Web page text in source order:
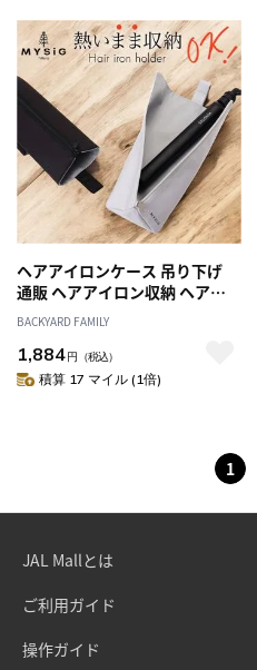
ヘアアイロンケース 吊り下げ
通販 ヘアアイロン収納 ヘアア
イロンホルダー ヘアアイロンポ
ポーチ 旅行 トラベル 洗面所 耐
熱 持ち運び 携帯 出張 修学旅行
BACKYARD FAMILY
1,884円 （税込）
積算 17 マイル (1倍)
1
JAL Mallとは
ご利用ガイド
操作ガイド